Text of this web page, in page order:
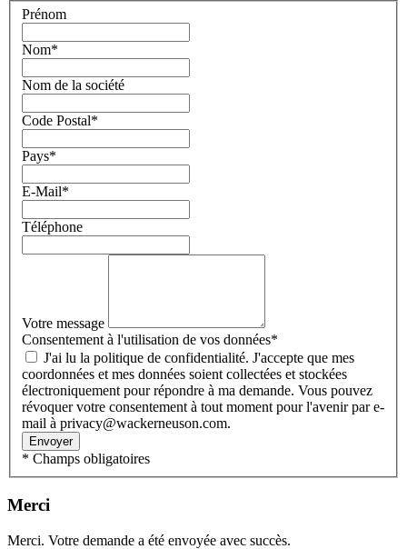
Prénom
Nom*
Nom de la société
Code Postal*
Pays*
E-Mail*
Téléphone
Votre message
Consentement à l'utilisation de vos données*
coordonnées et mes données soient collectées et stockées
électroniquement pour répondre à ma demande. Vous pouvez
révoquer votre consentement à tout moment pour l'avenir par e-
mail à privacy@wackerneuson.com.
Envoyer
* Champs obligatoires
Merci
Merci. Votre demande a été envoyée avec succès.